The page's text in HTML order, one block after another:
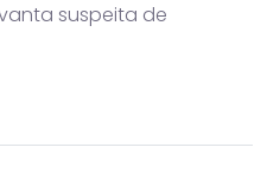
suspeita de